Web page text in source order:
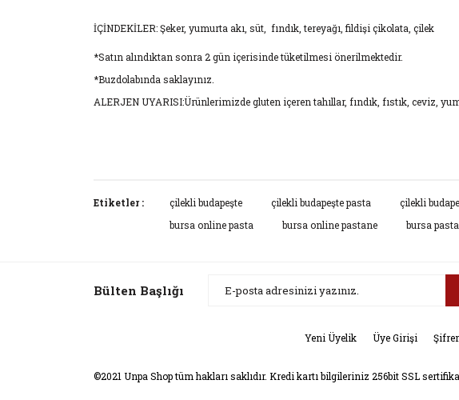
İÇİNDEKİLER: Şeker, yumurta akı, süt, fındık, tereyağı, fildişi çikolata, çilek
*Satın alındıktan sonra 2 gün içerisinde tüketilmesi önerilmektedir.
*Buzdolabında saklayınız.
ALERJEN UYARISI:Ürünlerimizde gluten içeren tahıllar, fındık, fıstık, ceviz,
Görüş ve önerileriniz için teşekkür ederiz.
Ürün bilgilerinde hatalar bulunuyor.
Etiketler : çilekli budapeşte çilekli budapeşte pasta çilekli
bursa online pasta
bursa online pastane bursa
Bülten Başlığı
Yeni Üyelik Üye Girişi
©2021 Unpa Shop tüm hakları saklıdır. Kredi kartı bilgileriniz 256bit SSL